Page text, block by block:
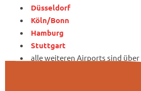
Düsseldorf
Köln/Bonn
Hamburg
Stuttgart
alle weiteren Airports sind